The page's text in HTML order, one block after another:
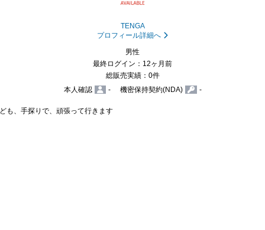
TENGA
プロフィール詳細へ
男性
最終ログイン：12ヶ月前
総販売実績：0件
本人確認
- 機密保持契約(NDA) -
も、手探りで、頑張って行きます